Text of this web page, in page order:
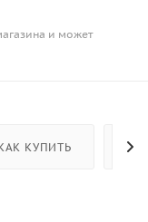
и может
КУПИТЬ